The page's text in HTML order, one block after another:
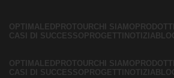
OPTIMALED PROTOUR CHI SIAMO PRODOTTI
CASI DI SUCCESSO PROGETTI NOTIZIA
OPTIMALED PROTOUR CHI SIAMO PRODOTTI
CASI DI SUCCESSO PROGETTI NOTIZIA